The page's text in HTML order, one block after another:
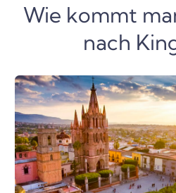
Wie kommt
nach